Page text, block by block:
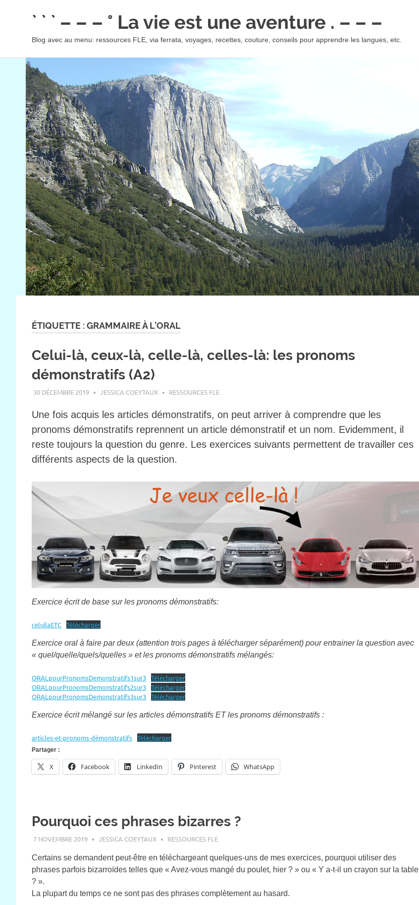
` ` ` – – – ° La vie est une aventure . – – –
Blog avec au menu: ressources FLE, via ferrata, voyages, recettes, couture, conseils pour apprendre les langues, etc.
ÉTIQUETTE :GRAMMAIRE À L’ORAL
Celui-là, ceux-là, celle-là, celles-là: les pronoms
démonstratifs (A2)
30 DÉCEMBRE 2019 JESSICA COEYTAUX RESSOURCES FLE
Une fois acquis les articles démonstratifs, on peut arriver à comprendre que les
pronoms démonstratifs reprennent un article démonstratif et un nom. Evidemment, il
reste toujours la question du genre. Les exercices suivants permettent de travailler ces
différents aspects de la question.
Exercice écrit de base sur les pronoms démonstratifs:
celuilaETC Télécharger
Exercice oral à faire par deux (attention trois pages à télécharger séparément) pour entrainer la question avec
« quel/quelle/quels/quelles » et les pronoms démonstratifs mélangés:
ORALpourPronomsDemonstratifs1sur3 Télécharger
ORALpourPronomsDemonstratifs2sur3 Télécharger
ORALpourPronomsDemonstratifs3sur3 Télécharger
Exercice écrit mélangé sur les articles démonstratifs ET les pronoms démonstratifs :
articles-et-pronoms-démonstratifs Télécharger
Partager :
X Facebook LinkedIn Pinterest WhatsApp
Pourquoi ces phrases bizarres ?
7 NOVEMBRE 2019 JESSICA COEYTAUX RESSOURCES FLE
Certains se demandent peut-être en téléchargeant quelques-uns de mes exercices, pourquoi utiliser des
phrases parfois bizarroïdes telles que « Avez-vous mangé du poulet, hier ? » ou « Y a-t-il un crayon sur la table
? ».
La plupart du temps ce ne sont pas des phrases complètement au hasard.